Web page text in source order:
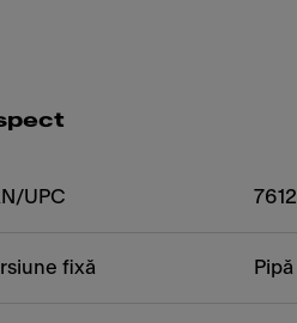
UPC
fixă